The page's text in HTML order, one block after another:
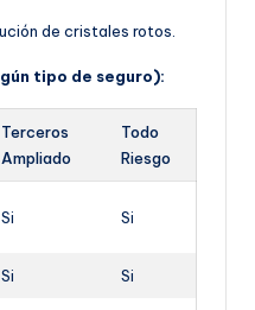
de cristales rotos.
tipo de seguro):
Terceros
Ampliado
Todo
Riesgo
Si Si
Si Si